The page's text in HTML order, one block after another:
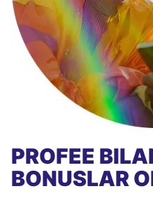
PROFEE
BONUSLAR